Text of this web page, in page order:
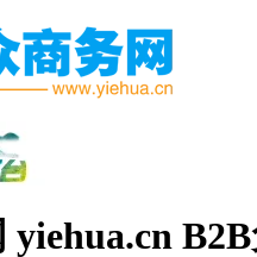
yiehua.cn